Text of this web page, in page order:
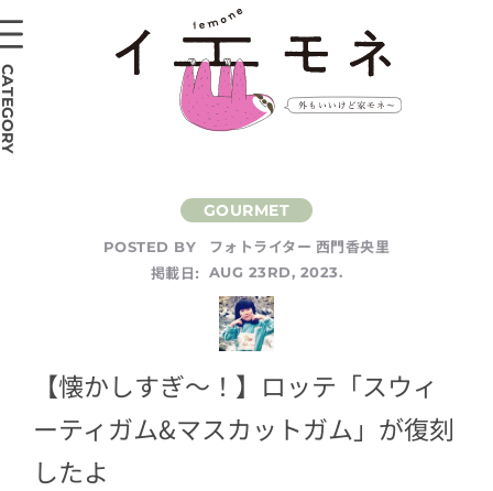
POSTED BY
フォトライター 西門香央里
掲載日:
AUG 23RD, 2023.
【懐かしすぎ〜！】ロッテ「スウィ
ーティガム&マスカットガム」が復刻
したよ